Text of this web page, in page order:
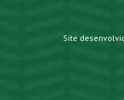
Site